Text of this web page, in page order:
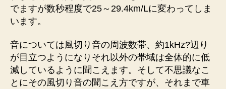
でますが数秒程度で25～29.4km/Lに変わってしま
います。
音については風切り音の周波数帯、約1kHz?辺り
が目立つようになりそれ以外の帯域は全体的に低
減しているように聞こえます。そして不思議なこ
とにその風切り音の聞こえ方ですが、それまで車